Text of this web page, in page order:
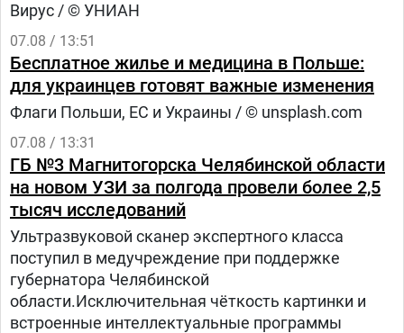
Вирус / © УНИАН
07.08 / 13:51
Бесплатное жилье и медицина в Польше:
для украинцев готовят важные изменения
Флаги Польши, ЕС и Украины / © unsplash.com
07.08 / 13:31
ГБ №3 Магнитогорска Челябинской области
на новом УЗИ за полгода провели более 2,5
тысяч исследований
Ультразвуковой сканер экспертного класса
поступил в медучреждение при поддержке
губернатора Челябинской
области.Исключительная чёткость картинки и
встроенные интеллектуальные программы